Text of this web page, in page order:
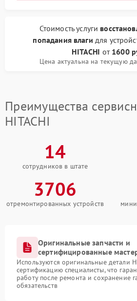
Стоимость услуги
попадания влаги для
HITACHI от 1600
Цена актуальна на текущую
Преимущества
HITACHI
14
сотрудников в штате
3706
отремонтированных устройств
Оригинальные запчасти и
сертифицированные
Используются оригинальные детали
сертификацию специалисты, что
работу после ремонта и сохранение
обязательств